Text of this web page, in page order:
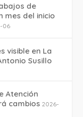
de
mes del inicio
06
visible en La
Susillo
Atención
cambios 2026-